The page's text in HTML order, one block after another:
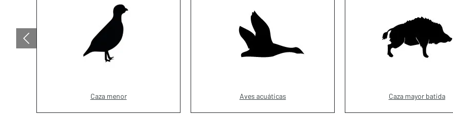
Caza menor Aves acuáticas Caza mayor batida